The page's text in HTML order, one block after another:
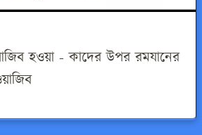
হওয়া - কাদের উপর রমযানের